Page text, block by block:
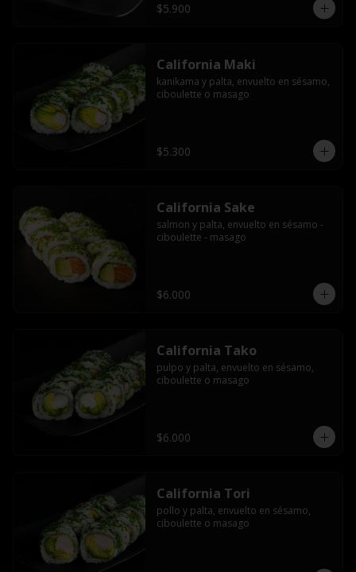
$5.900
California Maki
kanikama y palta, envuelto en sésamo,
ciboulette o masago
$5.300
California Sake
salmon y palta, envuelto en sésamo -
ciboulette - masago
$6.000
California Tako
pulpo y palta, envuelto en sésamo,
ciboulette o masago
$6.000
California Tori
pollo y palta, envuelto en sésamo,
ciboulette o masago